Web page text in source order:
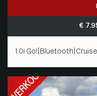
€
1.0i